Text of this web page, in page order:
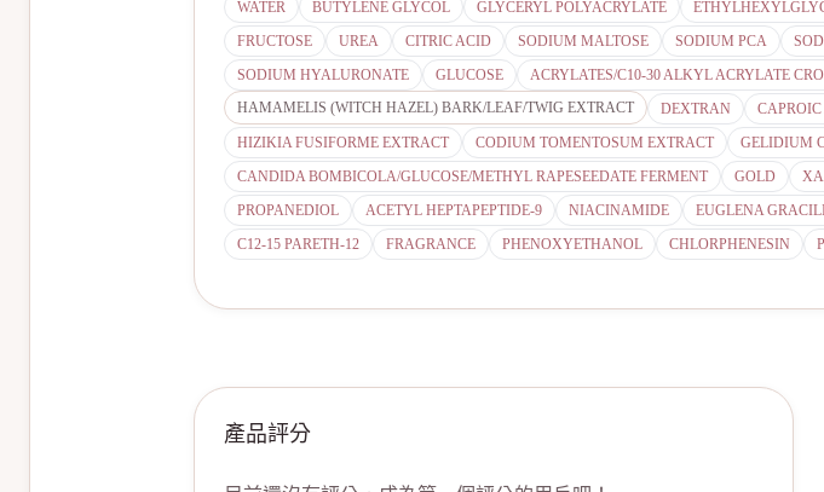
WATER BUTYLENE GLYCOL GLYCERYL POLYACRYLATE
FRUCTOSE
UREA CITRIC ACID SODIUM MALTOSE SODIUM PCA
SODIUM HYALURONATE
GLUCOSE ACRYLATES/C10-30 ALKYL ACRYLATE
HAMAMELIS (WITCH HAZEL) BARK/LEAF/TWIG EXTRACT
DEXTRAN
HIZIKIA FUSIFORME EXTRACT
CODIUM TOMENTOSUM EXTRACT
GELIDIUM
CANDIDA BOMBICOLA/GLUCOSE/METHYL RAPESEEDATE FERMENT
GOLD
PROPANEDIOL
ACETYL HEPTAPEPTIDE-9 NIACINAMIDE EUGLENA
C12-15 PARETH-12
FRAGRANCE PHENOXYETHANOL CHLORPHENESIN
產品評分